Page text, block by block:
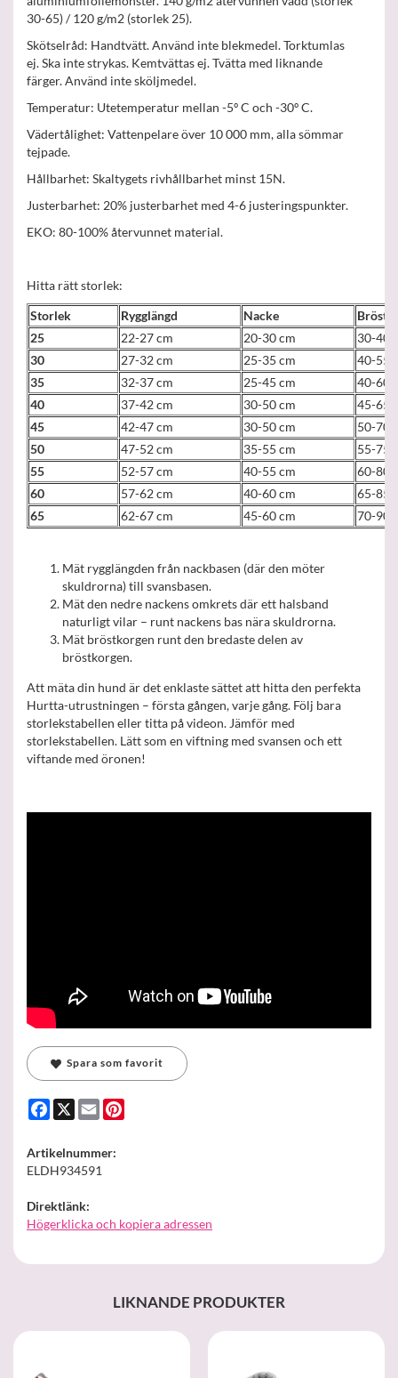
30-65) / 120 g/m2 (storlek 25).
Skötselråd: Handtvätt. Använd inte blekmedel. Torktumlas
ej. Ska inte strykas. Kemtvättas ej. Tvätta med liknande
färger. Använd inte sköljmedel.
Temperatur: Utetemperatur mellan -5º C och -30º C.
Vädertålighet: Vattenpelare över 10 000 mm, alla sömmar
tejpade.
Hållbarhet: Skaltygets rivhållbarhet minst 15N.
Justerbarhet: 20% justerbarhet med 4-6 justeringspunkter.
EKO: 80-100% återvunnet material.
Hitta rätt storlek:
Storlek
Rygglängd Nacke
Bröst
25
22-27 cm 20-30 cm
30-40
30
27-32 cm 25-35 cm
40-55
35
32-37 cm 25-45 cm
40-60
40
37-42 cm 30-50 cm
45-65
45
42-47 cm 30-50 cm
50-70
50
47-52 cm 35-55 cm
55-75
55
52-57 cm 40-55 cm
60-80
60
57-62 cm 40-60 cm
65-85
65
62-67 cm 45-60 cm 70-90
Mät rygglängden från nackbasen (där den möter
skuldrorna) till svansbasen.
Mät den nedre nackens omkrets där ett halsband
naturligt vilar – runt nackens bas nära skuldrorna.
Mät bröstkorgen runt den bredaste delen av
bröstkorgen.
Att mäta din hund är det enklaste sättet att hitta den perfekta
Hurtta-utrustningen – första gången, varje gång. Följ bara
storlekstabellen eller titta på videon. Jämför med
storlekstabellen. Lätt som en viftning med svansen och ett
viftande med öronen!
Spara som favorit
Facebook
X Email
Artikelnummer:
ELDH934591
Direktlänk:
Högerklicka och kopiera adressen
LIKNANDE PRODUKTER